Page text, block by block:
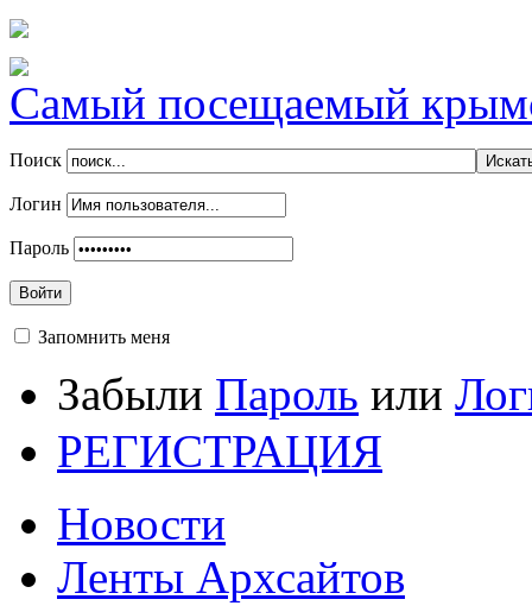
Самый посещаемый
Поиск
Логин
Пароль
Войти
Запомнить меня
Забыли Пароль или
РЕГИСТРАЦИЯ
Новости
Ленты Архсайтов